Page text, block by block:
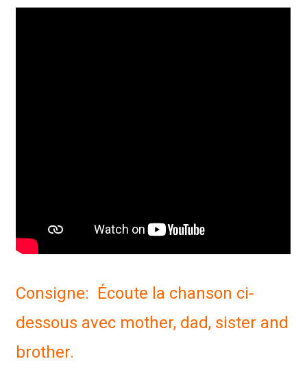
Consigne: Écoute la chanson ci-
dessous avec mother, dad, sister and
brother.